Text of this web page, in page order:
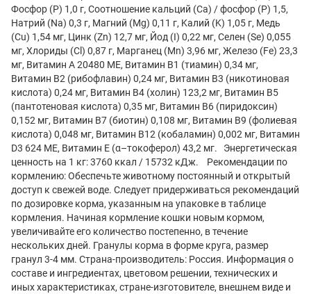
Фосфор (P) 1,0 г, Соотношение кальций (Ca) / фосфор (P) 1,5,
Натрий (Na) 0,3 г, Mагний (Mg) 0,11 г, Kалий (K) 1,05 г, Медь
(Cu) 1,54 мг, Цинк (Zn) 12,7 мг, Йод (I) 0,22 мг, Селен (Se) 0,055
мг, Хлориды (Cl) 0,87 г, Марганец (Mn) 3,96 мг, Железо (Fe) 23,3
мг, Витамин А 20480 МЕ, Витамин В1 (тиамин) 0,34 мг,
Витамин В2 (рибофлавин) 0,24 мг, Витамин В3 (никотиновая
кислота) 0,24 мг, Витамин В4 (холин) 123,2 мг, Витамин В5
(пантотеновая кислота) 0,35 мг, Витамин В6 (пиридоксин)
0,152 мг, Витамин В7 (биотин) 0,108 мг, Витамин В9 (фолиевая
кислота) 0,048 мг, Витамин В12 (кобаламин) 0,002 мг, Витамин
D3 624 МЕ, Витамин Е (α–токоферол) 43,2 мг. Энергетическая
ценность на 1 кг: 3760 ккал / 15732 кДж. Рекомендации по
кормлению: Обеспечьте животному постоянный и открытый
доступ к свежей воде. Следует придерживаться рекомендаций
по дозировке корма, указанным на упаковке в таблице
кормления. Начиная кормление кошки новым кормом,
увеличивайте его количество постепенно, в течение
нескольких дней. Гранулы корма в форме круга, размер
гранул 3-4 мм. Страна-производитель: Россия. Информация о
составе и ингредиентах, цветовом решении, технических и
иных характеристиках, стране-изготовителе, внешнем виде и